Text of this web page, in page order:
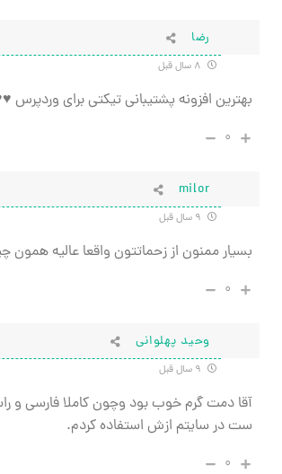
رضا
بهترین افزونه پشتیبانی تیکتی برای
۰
milor
بسیار ممنون از زحماتتون واقعا عالیه همون
۰
وحید پهلوانی
آقا دمت گرم خوب بود وچون کاملا فارسی و
ست در سایتم ازش استفاده کردم.
۰